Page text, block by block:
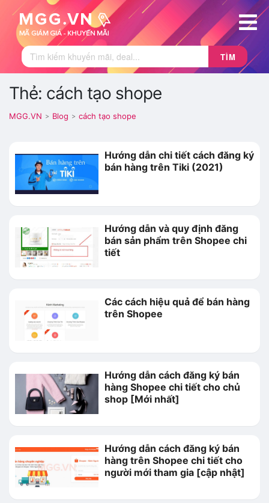
TÌM
Thẻ: cách tạo shope
MGG.VN > Blog > cách tạo shope
Hướng dẫn chi tiết cách đăng ký
bán hàng trên Tiki (2021)
Hướng dẫn và quy định đăng
bán sản phẩm trên Shopee chi
tiết
Các cách hiệu quả để bán hàng
trên Shopee
Hướng dẫn cách đăng ký bán
hàng Shopee chi tiết cho chủ
shop [Mới nhất]
Hướng dẫn cách đăng ký bán
hàng trên Shopee chi tiết cho
người mới tham gia [cập nhật]